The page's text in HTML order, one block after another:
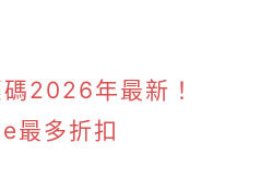
2026年最新！
最多折扣